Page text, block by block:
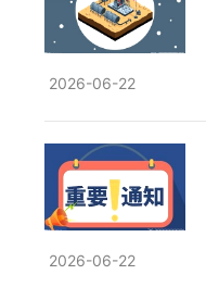
2026-06-22
2026-06-22